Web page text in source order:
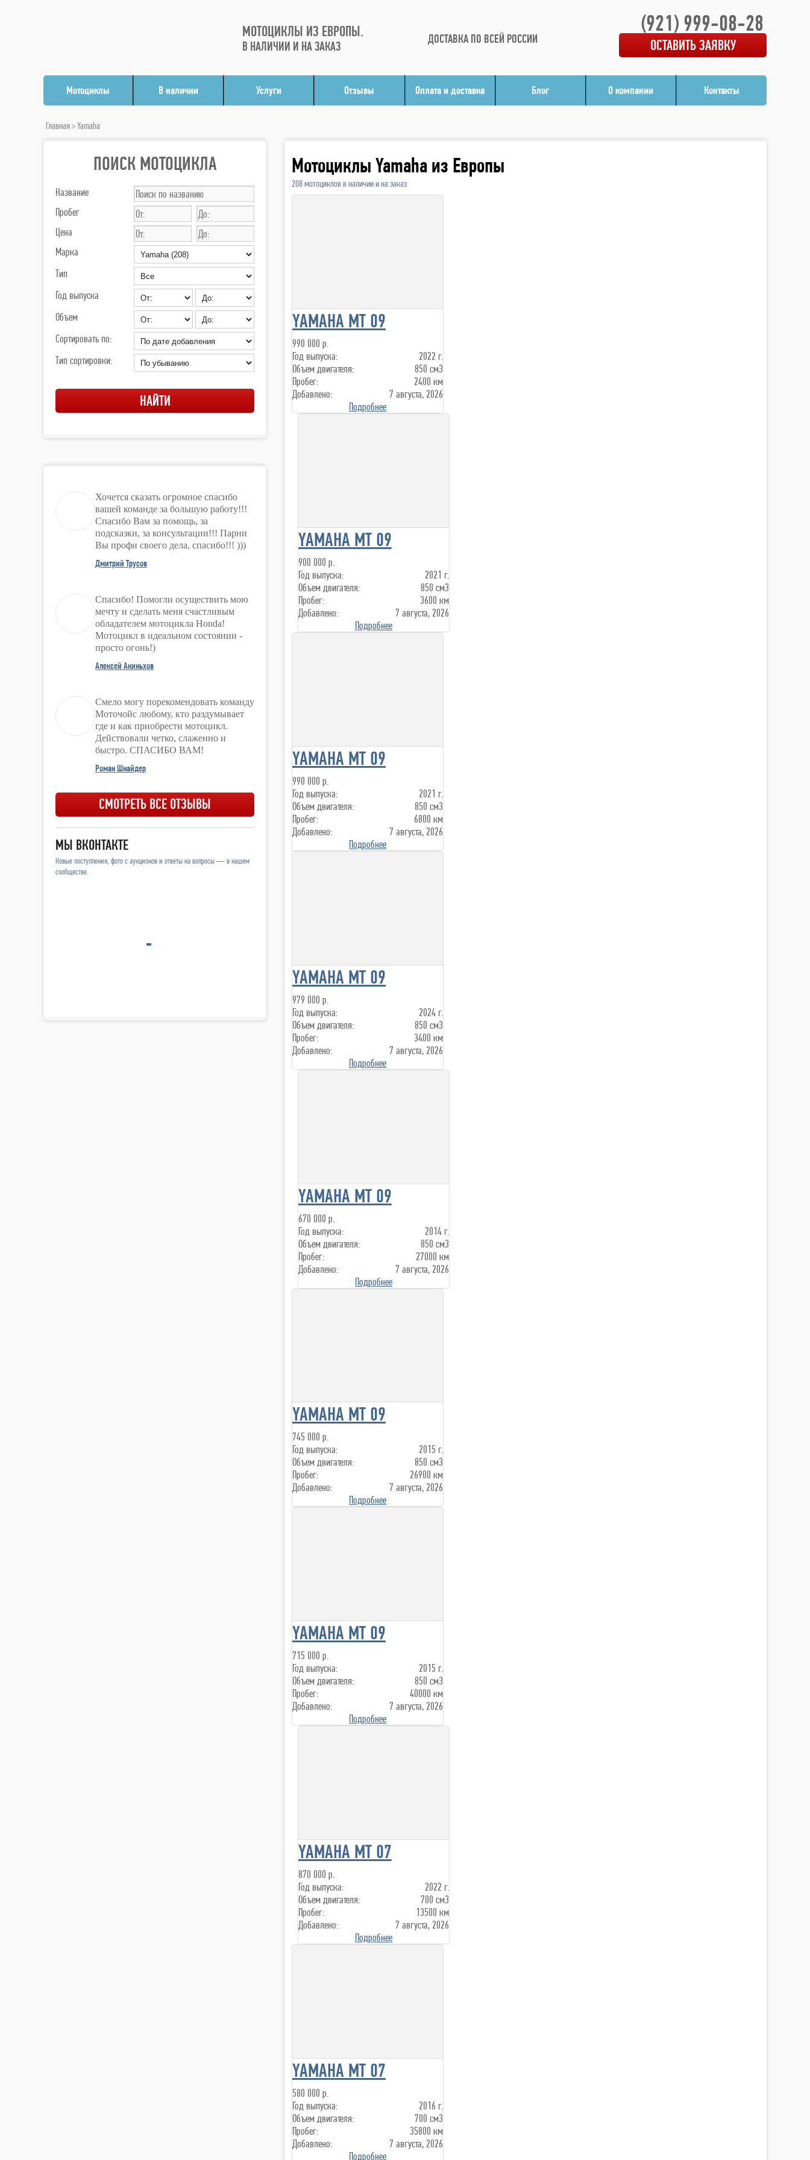
МОТОЦИКЛЫ ИЗ ЕВРОПЫ.
В НАЛИЧИИ И НА ЗАКАЗ
ДОСТАВКА ПО ВСЕЙ РОССИИ
(921) 999-08-28
ОСТАВИТЬ ЗАЯВКУ
Мотоциклы В наличии Услуги Отзывы Оплата и доставка Блог О компании Контакты
Главная>Yamaha
Мотоциклы Yamaha из Европы
208 мотоциклов в наличии и на заказ
YAMAHA MT 09
990 000 р.
Год выпуска:
2022 г.
Объем двигателя:
850 см3
Пробег:
2400 км
Добавлено:
7 августа, 2026
Подробнее
YAMAHA MT 09
900 000 р.
Год выпуска:
2021 г.
Объем двигателя:
850 см3
Пробег:
3600 км
Добавлено:
7 августа, 2026
Подробнее
YAMAHA MT 09
990 000 р.
Год выпуска:
2021 г.
Объем двигателя:
850 см3
Пробег:
6800 км
Добавлено:
7 августа, 2026
Подробнее
YAMAHA MT 09
979 000 р.
Год выпуска:
2024 г.
Объем двигателя:
850 см3
Пробег:
3400 км
Добавлено:
7 августа, 2026
Подробнее
YAMAHA MT 09
670 000 р.
Год выпуска:
2014 г.
Объем двигателя:
850 см3
Пробег:
27000 км
Добавлено:
7 августа, 2026
Подробнее
YAMAHA MT 09
745 000 р.
Год выпуска:
2015 г.
Объем двигателя:
850 см3
Пробег:
26900 км
Добавлено:
7 августа, 2026
Подробнее
YAMAHA MT 09
715 000 р.
Год выпуска:
2015 г.
Объем двигателя:
850 см3
Пробег:
40000 км
Добавлено:
7 августа, 2026
Подробнее
YAMAHA MT 07
870 000 р.
Год выпуска:
2022 г.
Объем двигателя:
700 см3
Пробег:
13500 км
Добавлено:
7 августа, 2026
Подробнее
YAMAHA MT 07
580 000 р.
Год выпуска:
2016 г.
Объем двигателя:
700 см3
Пробег:
35800 км
Добавлено:
7 августа, 2026
Подробнее
ПОИСК МОТОЦИКЛА
Название
Пробег
Цена
Марка
Тип
Год выпуска
Объем
Сортировать по:
Тип сортировки:
Хочется сказать огромное спасибо
вашей команде за большую работу!!!
Спасибо Вам за помощь, за
подсказки, за консультации!!! Парни
Вы профи своего дела, спасибо!!! )))
Дмитрий Трусов
Спасибо! Помогли осуществить мою
мечту и сделать меня счастливым
обладателем мотоцикла Honda!
Мотоцикл в идеальном состоянии -
просто огонь!)
Алексей Акиньхов
Смело могу порекомендовать команду
Моточойс любому, кто раздумывает
где и как приобрести мотоцикл.
Действовали четко, слаженно и
быстро. СПАСИБО ВАМ!
Роман Шнайдер
СМОТРЕТЬ ВСЕ ОТЗЫВЫ
МЫ ВКОНТАКТЕ
Новые поступления, фото с аукционов и ответы на вопросы — в нашем
сообществе.